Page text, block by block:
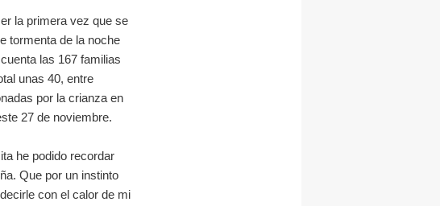
la primera vez que se
tormenta de la noche
las 167 familias
unas 40, entre
por la crianza en
27 de noviembre.
he podido recordar
Que por un instinto
con el calor de mi